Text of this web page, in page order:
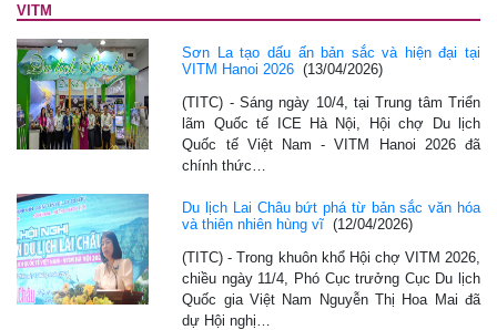
VITM
Sơn La tạo dấu ấn bản sắc và hiện đại tại
VITM Hanoi 2026 (13/04/2026)
(TITC) - Sáng ngày 10/4, tại Trung tâm Triển
lãm Quốc tế ICE Hà Nội, Hội chợ Du lịch
Quốc tế Việt Nam - VITM Hanoi 2026 đã
chính thức…
Du lịch Lai Châu bứt phá từ bản sắc văn hóa
và thiên nhiên hùng vĩ (12/04/2026)
(TITC) - Trong khuôn khổ Hội chợ VITM 2026,
chiều ngày 11/4, Phó Cục trưởng Cục Du lịch
Quốc gia Việt Nam Nguyễn Thị Hoa Mai đã
dự Hội nghị…